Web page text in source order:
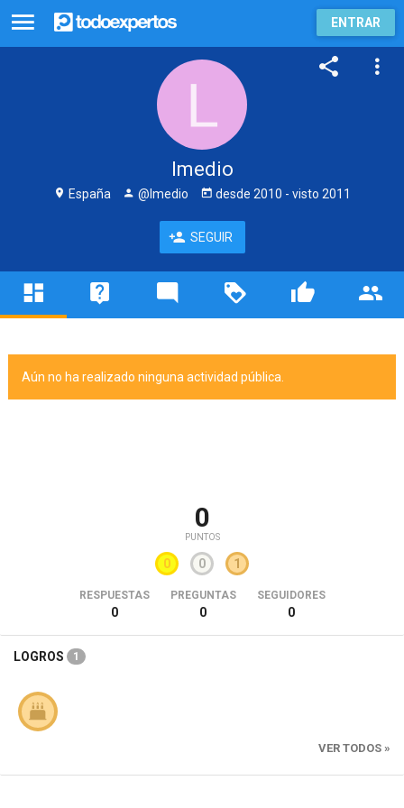
ENTRAR
lmedio
España @lmedio desde 2010 - visto 2011
SEGUIR
Aún no ha realizado ninguna actividad pública.
0
PUNTOS
0 0 1
RESPUESTAS
0
PREGUNTAS
0
SEGUIDORES
0
LOGROS 1
VER TODOS »